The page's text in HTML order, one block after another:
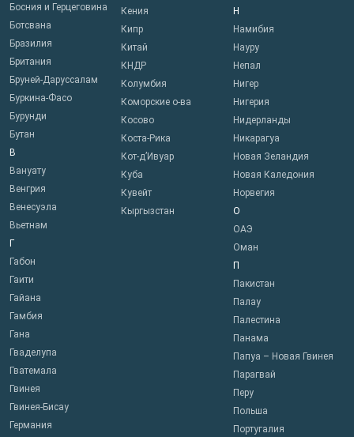
Босния и Герцеговина
Ботсвана
Бразилия
Британия
Бруней-Даруссалам
Буркина-Фасо
Бурунди
Бутан
В
Вануату
Венгрия
Венесуэла
Вьетнам
Г
Габон
Гаити
Гайана
Гамбия
Гана
Гваделупа
Гватемала
Гвинея
Гвинея-Бисау
Германия
Кения
Кипр
Китай
КНДР
Колумбия
Коморские о-ва
Косово
Коста-Рика
Кот-д’Ивуар
Куба
Кувейт
Кыргызстан
Н
Намибия
Науру
Непал
Нигер
Нигерия
Нидерланды
Никарагуа
Новая Зеландия
Новая Каледония
Норвегия
О
ОАЭ
Оман
П
Пакистан
Палау
Палестина
Панама
Папуа – Новая Гвинея
Парагвай
Перу
Польша
Португалия